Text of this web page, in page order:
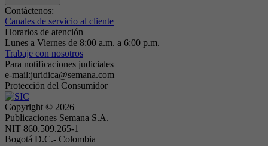
Contáctenos:
Canales de servicio al cliente
Horarios de atención
Lunes a Viernes de 8:00 a.m. a 6:00 p.m.
Trabaje con nosotros
Para notificaciones judiciales
e-mail:juridica@semana.com
Protección del Consumidor
Copyright © 2026
Publicaciones Semana S.A.
NIT 860.509.265-1
Bogotá D.C.- Colombia